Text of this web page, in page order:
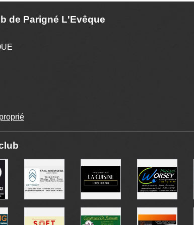
de Parigné L'Evêque